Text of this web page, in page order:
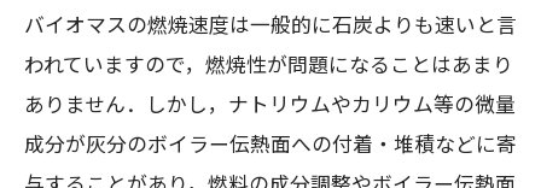
バイオマスの燃焼速度は一般的に石炭よりも速いと言
われていますので，燃焼性が問題になることはあまり
ありません．しかし，ナトリウムやカリウム等の微量
成分が灰分のボイラー伝熱面への付着・堆積などに寄